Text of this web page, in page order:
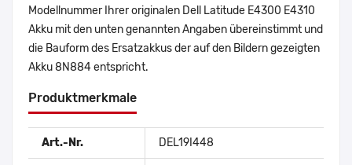
Modellnummer Ihrer originalen Dell Latitude E4300 E4310
Akku mit den unten genannten Angaben übereinstimmt und
die Bauform des Ersatzakkus der auf den Bildern gezeigten
Akku 8N884 entspricht.
Produktmerkmale
Art.-Nr. DEL19I448